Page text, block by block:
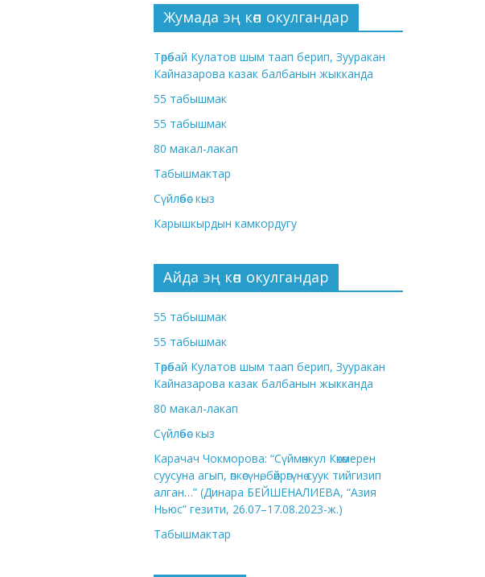
Жумада эң көп окулгандар
Төрөбай Кулатов шым таап берип, Зууракан
Кайназарова казак балбанын жыкканда
55 табышмак
55 табышмак
80 макал-лакап
Табышмактар
Сүйлөбөс кыз
Карышкырдын камкордугу
Айда эң көп окулгандар
55 табышмак
55 табышмак
Төрөбай Кулатов шым таап берип, Зууракан
Кайназарова казак балбанын жыкканда
80 макал-лакап
Сүйлөбөс кыз
Карачач Чокморова: “Сүймөнкул Көкөмерен
суусуна агып, өпкөсүнө, бөйрөгүнө суук тийгизип
алган…” (Динара БЕЙШЕНАЛИЕВА, “Азия
Ньюс” гезити, 26.07–17.08.2023-ж.)
Табышмактар